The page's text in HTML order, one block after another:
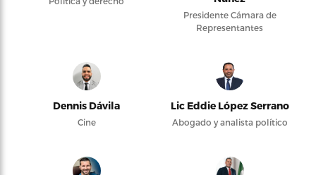
Presidente Cámara de
Representantes
Dennis Dávila
Cine
Lic Eddie López Serrano
Abogado y analista político